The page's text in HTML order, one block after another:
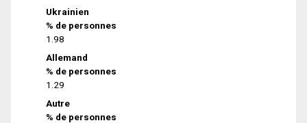
Ukrainien
% de personnes
1.98
Allemand
% de personnes
1.29
Autre
% de personnes